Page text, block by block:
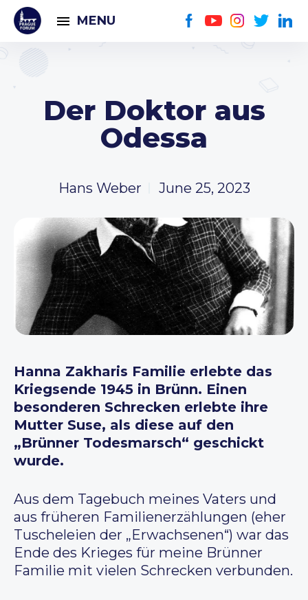
MENU
Der Doktor aus
Odessa
Hans Weber June 25, 2023
Hanna Zakharis Familie erlebte das
Kriegsende 1945 in Brünn. Einen
besonderen Schrecken erlebte ihre
Mutter Suse, als diese auf den
„Brünner Todesmarsch“ geschickt
wurde.
Aus dem Tagebuch meines Vaters und
aus früheren Familienerzählungen (eher
Tuscheleien der „Erwachsenen“) war das
Ende des Krieges für meine Brünner
Familie mit vielen Schrecken verbunden.